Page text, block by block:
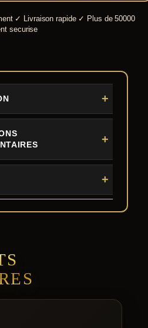
✓ Livraison rapide ✓ Plus de 50000
securise